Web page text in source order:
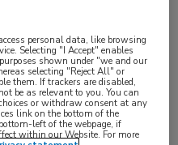
de patiënten met
personal data, like browsing
Selecting "I Accept" enables
shown under "we and our
selecting "Reject All" or
them. If trackers are disabled,
be as relevant to you. You can
or withdraw consent at any
link on the bottom of the
left of the webpage, if
within our Website. For more